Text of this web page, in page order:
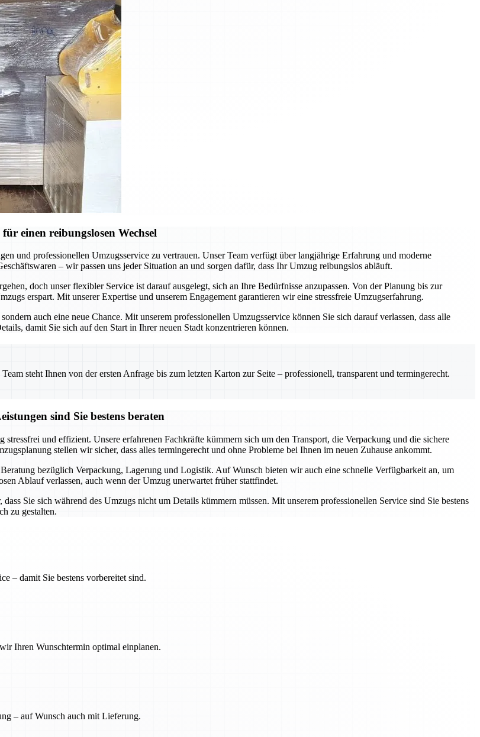
einen reibungslosen Wechsel
und professionellen Umzugsservice zu vertrauen. Unser Team verfügt über langjährige Erfahrung und moderne
– wir passen uns jeder Situation an und sorgen dafür, dass Ihr Umzug reibungslos abläuft.
doch unser flexibler Service ist darauf ausgelegt, sich an Ihre Bedürfnisse anzupassen. Von der Planung bis zur
erspart. Mit unserer Expertise und unserem Engagement garantieren wir eine stressfreie Umzugserfahrung.
auch eine neue Chance. Mit unserem professionellen Umzugsservice können Sie sich darauf verlassen, dass alle
damit Sie sich auf den Start in Ihrer neuen Stadt konzentrieren können.
steht Ihnen von der ersten Anfrage bis zum letzten Karton zur Seite – professionell, transparent und termingerecht.
sind Sie bestens beraten
und effizient. Unsere erfahrenen Fachkräfte kümmern sich um den Transport, die Verpackung und die sichere
stellen wir sicher, dass alles termingerecht und ohne Probleme bei Ihnen im neuen Zuhause ankommt.
bezüglich Verpackung, Lagerung und Logistik. Auf Wunsch bieten wir auch eine schnelle Verfügbarkeit an, um
Ablauf verlassen, auch wenn der Umzug unerwartet früher stattfindet.
Sie sich während des Umzugs nicht um Details kümmern müssen. Mit unserem professionellen Service sind Sie bestens
zu gestalten.
– damit Sie bestens vorbereitet sind.
Ihren Wunschtermin optimal einplanen.
– auf Wunsch auch mit Lieferung.